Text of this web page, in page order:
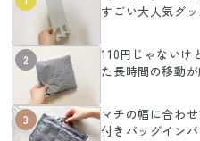
すごい大人気グ
2
110円じゃないけ
た長時間の移動
3
マチの幅に合わ
付きバッグイン